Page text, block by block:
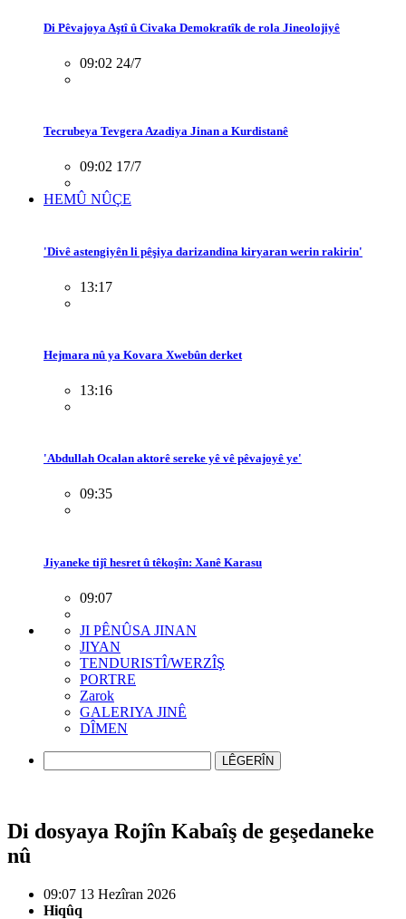
Di Pêvajoya Aştî û Civaka Demokratîk de rola Jineolojiyê
09:02 24/7
Tecrubeya Tevgera Azadiya Jinan a Kurdistanê
09:02 17/7
HEMÛ NÛÇE
'Divê astengiyên li pêşiya darizandina kiryaran werin rakirin'
13:17
Hejmara nû ya Kovara Xwebûn derket
13:16
'Abdullah Ocalan aktorê sereke yê vê pêvajoyê ye'
09:35
Jiyaneke tijî hesret û têkoşîn: Xanê Karasu
09:07
JI PÊNÛSA JINAN
JIYAN
TENDURISTÎ/WERZÎŞ
PORTRE
Zarok
GALERIYA JINÊ
DÎMEN
LÊGERÎN
Di dosyaya Rojîn Kabaîş de geşedaneke
nû
09:07 13 Hezîran 2026
Hiqûq